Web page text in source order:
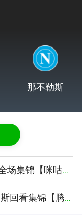
那不勒斯
2021意甲联赛维罗纳1-2那不勒斯全场集锦【咪咕视频】
2022意甲第29轮 维罗纳vs那不勒斯回看集锦【腾讯视频】